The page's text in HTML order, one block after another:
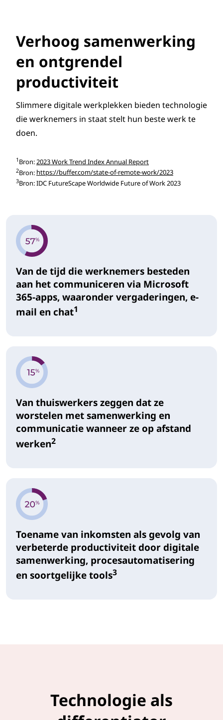
Verhoog samenwerking
en ontgrendel
productiviteit
Slimmere digitale werkplekken bieden technologie
die werknemers in staat stelt hun beste werk te
doen.
1 Bron:2023 Work Trend Index Annual Report
2Bron: https://buffer.com/state-of-remote-work/2023
3Bron: IDC FutureScape Worldwide Future of Work 2023
Van de tijd die werknemers besteden
aan het communiceren via Microsoft
365-apps, waaronder vergaderingen, e-
mail en chat1
Van thuiswerkers zeggen dat ze
worstelen met samenwerking en
communicatie wanneer ze op afstand
werken2
Toename van inkomsten als gevolg van
verbeterde productiviteit door digitale
samenwerking, procesautomatisering
en soortgelijke tools3
Technologie als